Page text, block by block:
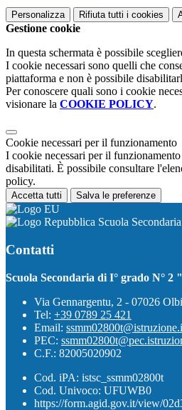
Personalizza Rifiuta tutti i cookies
Gestione cookie
In questa schermata è possibile
I cookie necessari sono quelli che
piattaforma e non è possibile
Per conoscere quali sono i cookie
visionare la COOKIE POLICY.
Cookie necessari per il funzionamento
I cookie necessari per il funzionamento
disabilitati. È possibile consultare
policy.
Accetta tutti Salva le preferenze
Scuola
Contatti
Scuola Secondaria di I° grado N° 2
Via Gennargentu, 2 - 07026
Tel: +39 0789 25 421
Email:
PEC:
C.F.: 82005020902
Cod. iPA: istsc_ssmm02800t
Cod. Univoco: UFUWB0
https://form.agid.gov.it/view/